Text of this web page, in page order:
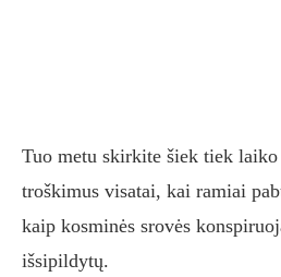
Tuo metu skirkite šiek tiek
troškimus visatai, kai ramiai
kaip kosminės srovės
išsipildytų.